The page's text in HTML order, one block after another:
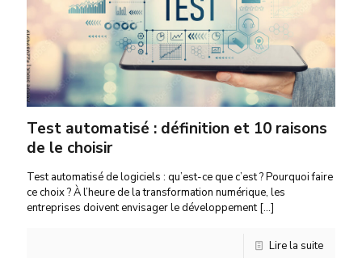
Test automatisé : définition et 10 raisons
de le choisir
Test automatisé de logiciels : qu’est-ce que c’est ? Pourquoi faire
ce choix ? À l’heure de la transformation numérique, les
entreprises doivent envisager le développement[…]
Lire la suite